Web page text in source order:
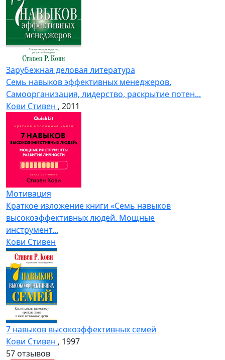
Зарубежная деловая литература
Семь навыков эффективных менеджеров.
Самоорганизация, лидерство, раскрытие потен...
Кови Стивен , 2011
Мотивация
Краткое изложение книги «Семь навыков
высокоэффективных людей. Мощные
инструмент...
Кови Стивен
7 навыков высокоэффективных семей
Кови Стивен , 1997
57 отзывов